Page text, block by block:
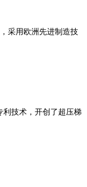
采用欧洲先进制造技
利技术，开创了超压梯